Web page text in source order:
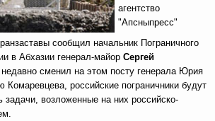
агентство
"Апсныпресс"
сообщил начальник Пограничного
в Абхазии генерал-майор Сергей
недавно сменил на этом посту генерала Юрия
российские пограничники будут
задачи, возложенные на них российско-